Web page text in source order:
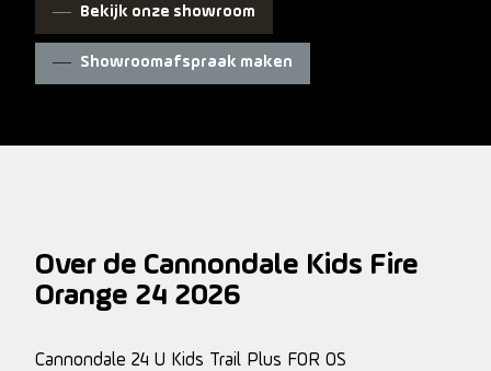
Bekijk onze showroom
Showroomafspraak maken
Over de Cannondale Kids Fire
Orange 24 2026
Cannondale 24 U Kids Trail Plus FOR OS